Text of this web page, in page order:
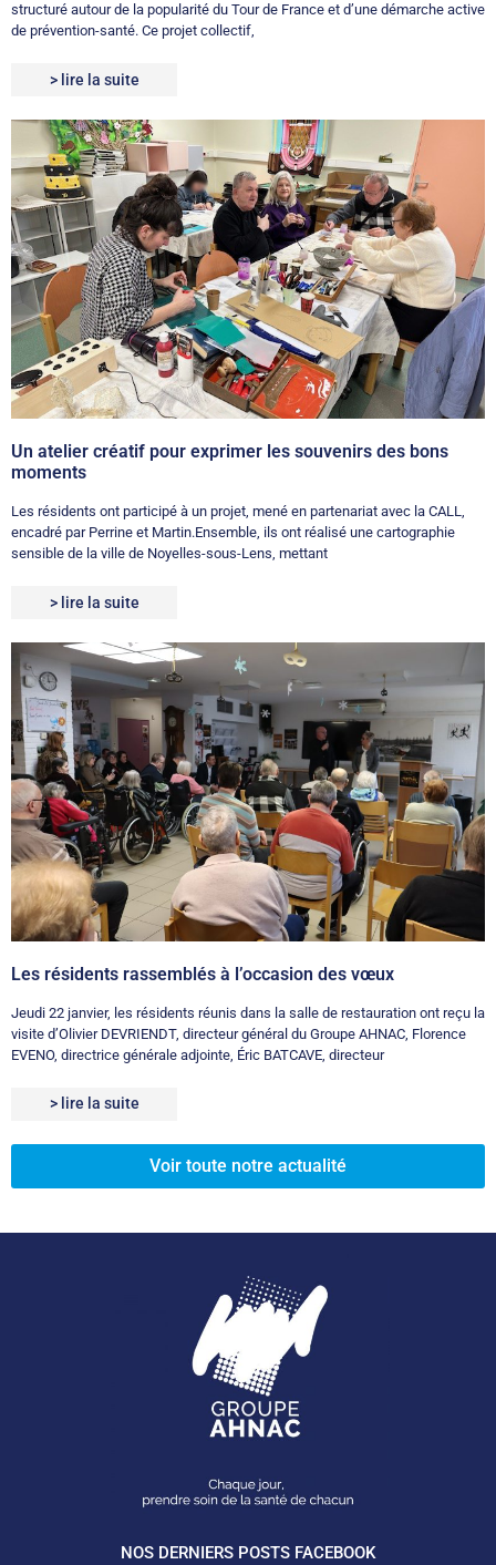
structuré autour de la popularité du Tour de France et d’une démarche active
de prévention-santé. Ce projet collectif,
> lire la suite
Un atelier créatif pour exprimer les souvenirs des bons
moments
Les résidents ont participé à un projet, mené en partenariat avec la CALL,
encadré par Perrine et Martin.Ensemble, ils ont réalisé une cartographie
sensible de la ville de Noyelles-sous-Lens, mettant
> lire la suite
Les résidents rassemblés à l’occasion des vœux
Jeudi 22 janvier, les résidents réunis dans la salle de restauration ont reçu la
visite d’Olivier DEVRIENDT, directeur général du Groupe AHNAC, Florence
EVENO, directrice générale adjointe, Éric BATCAVE, directeur
> lire la suite
Voir toute notre actualité
NOS DERNIERS POSTS FACEBOOK